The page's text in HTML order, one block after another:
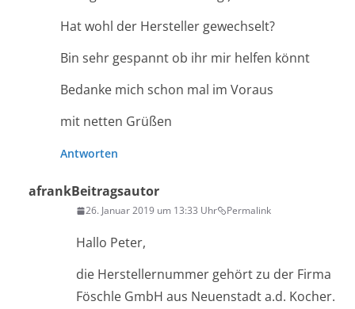
Hat wohl der Hersteller gewechselt?
Bin sehr gespannt ob ihr mir helfen könnt
Bedanke mich schon mal im Voraus
mit netten Grüßen
Antworten
afrankBeitragsautor
26. Januar 2019 um 13:33 Uhr Permalink
Hallo Peter,
die Herstellernummer gehört zu der Firma
Föschle GmbH aus Neuenstadt a.d. Kocher.